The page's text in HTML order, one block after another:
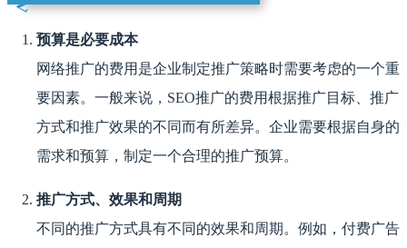
预算是必要成本
网络推广的费用是企业制定推广策略时需要考虑的一个重
要因素。一般来说，SEO推广的费用根据推广目标、推广
方式和推广效果的不同而有所差异。企业需要根据自身的
需求和预算，制定一个合理的推广预算。
推广方式、效果和周期
不同的推广方式具有不同的效果和周期。例如，付费广告